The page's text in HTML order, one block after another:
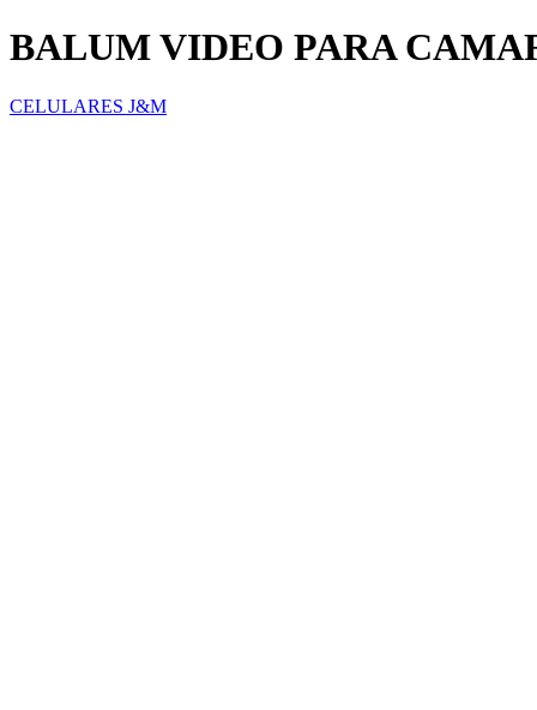
BALUM VIDEO PARA
CELULARES J&M